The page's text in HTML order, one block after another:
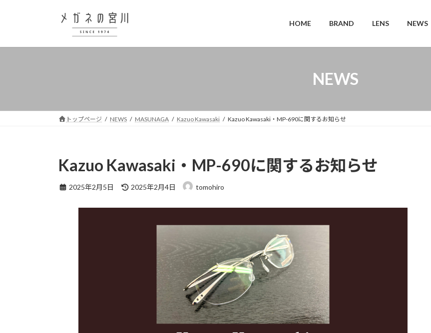
プ
動
HOME BRAND LENS NEWS
NEWS
トップページ NEWS MASUNAGA Kazuo Kawasaki Kazuo Kawasaki・MP-690に関するお知らせ
Kazuo Kawasaki・MP-690に関するお知らせ
2025年2月5日
最
2025年2月4日 tomohiro